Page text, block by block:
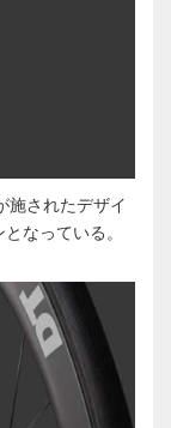
施されたデザイ
なっている。